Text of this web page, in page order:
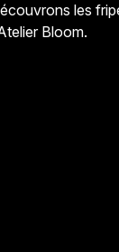
les
Bloom.